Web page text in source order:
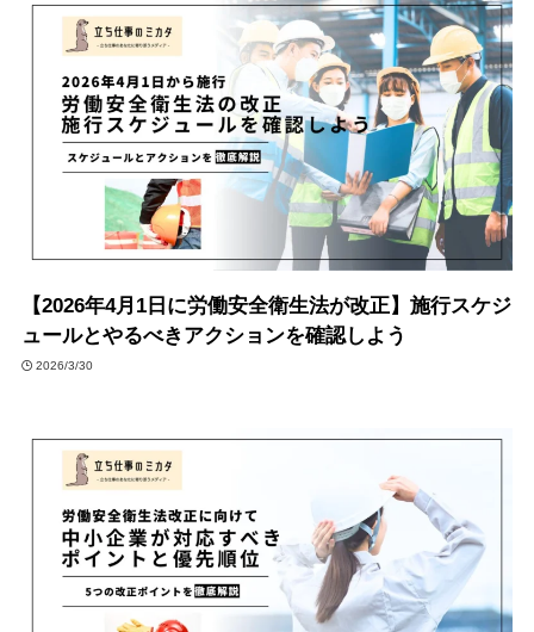
【2026年4月1日に労働安全衛生法が改正】施行スケジ
ュールとやるべきアクションを確認しよう
2026/3/30